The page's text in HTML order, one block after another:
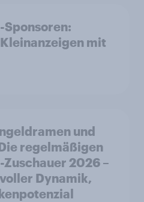
mit
und
regelmäßigen
2026 –
Dynamik,